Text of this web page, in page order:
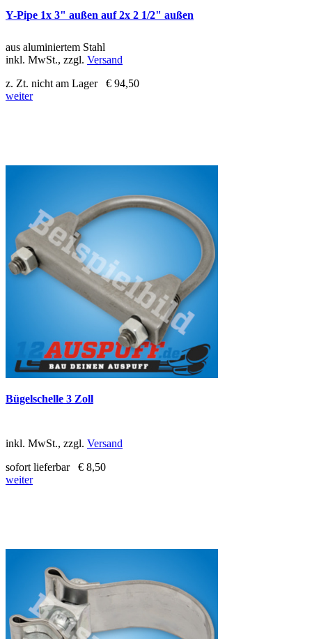
Y-Pipe 1x 3" außen auf 2x 2 1/2" außen
aus aluminiertem Stahl
inkl. MwSt., zzgl. Versand
z. Zt. nicht am Lager
€ 94,50
weiter
Bügelschelle 3 Zoll
inkl. MwSt., zzgl. Versand
sofort lieferbar
€ 8,50
weiter